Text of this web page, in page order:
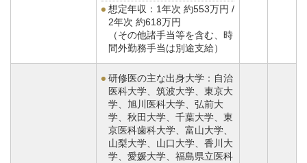
想定年収： 1年次 約553万円 /
2年次 約618万円
（その他諸手当等を含む、時
間外勤務手当は別途支給）
研修医の主な出身大学：自治
医科大学、筑波大学、東京大
学、旭川医科大学、弘前大
学、秋田大学、千葉大学、東
京医科歯科大学、富山大学、
山梨大学、山口大学、香川大
学、愛媛大学、福島県立医科